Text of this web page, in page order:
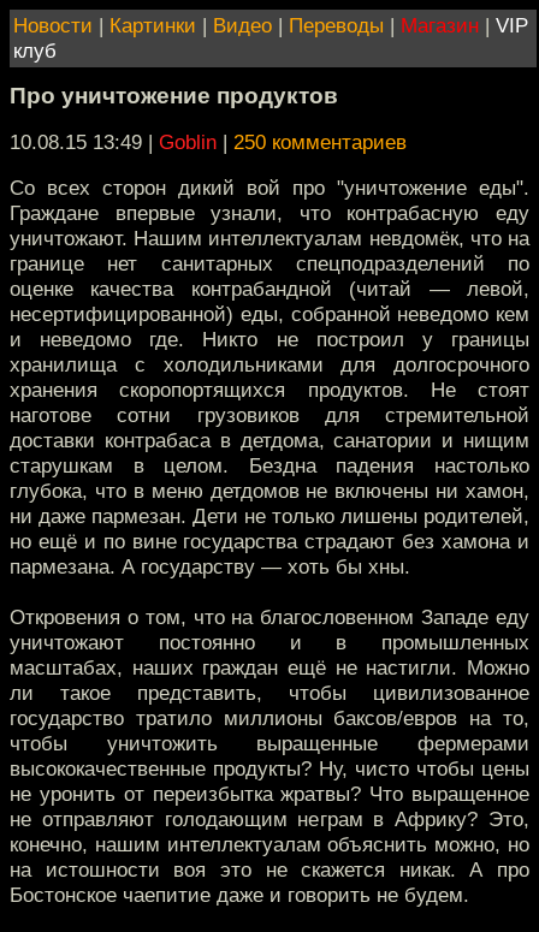
Новости | Картинки | Видео | Переводы | Магазин | VIP
клуб
Про уничтожение продуктов
10.08.15 13:49 | Goblin | 250 комментариев
Со всех сторон дикий вой про "уничтожение еды".
Граждане впервые узнали, что контрабасную еду
уничтожают. Нашим интеллектуалам невдомёк, что на
границе нет санитарных спецподразделений по
оценке качества контрабандной (читай — левой,
несертифицированной) еды, собранной неведомо кем
и неведомо где. Никто не построил у границы
хранилища с холодильниками для долгосрочного
хранения скоропортящихся продуктов. Не стоят
наготове сотни грузовиков для стремительной
доставки контрабаса в детдома, санатории и нищим
старушкам в целом. Бездна падения настолько
глубока, что в меню детдомов не включены ни хамон,
ни даже пармезан. Дети не только лишены родителей,
но ещё и по вине государства страдают без хамона и
пармезана. А государству — хоть бы хны.
Откровения о том, что на благословенном Западе еду
уничтожают постоянно и в промышленных
масштабах, наших граждан ещё не настигли. Можно
ли такое представить, чтобы цивилизованное
государство тратило миллионы баксов/евров на то,
чтобы уничтожить выращенные фермерами
высококачественные продукты? Ну, чисто чтобы цены
не уронить от переизбытка жратвы? Что выращенное
не отправляют голодающим неграм в Африку? Это,
конечно, нашим интеллектуалам объяснить можно, но
на истошности воя это не скажется никак. А про
Бостонское чаепитие даже и говорить не будем.